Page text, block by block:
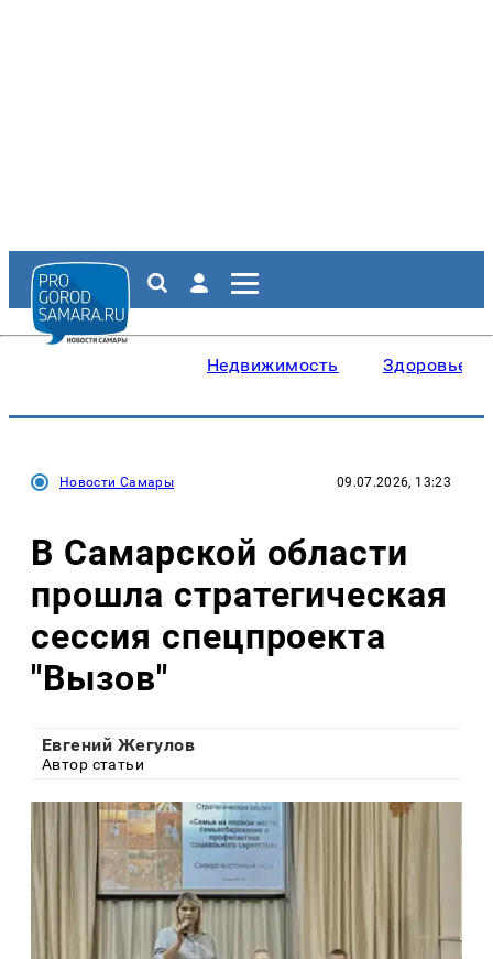
Недвижимость Здоровье
Новости Самары 09.07.2026, 13:23
В Самарской области
прошла стратегическая
сессия спецпроекта
"Вызов"
Евгений Жегулов
Автор статьи